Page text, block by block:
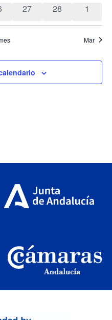
0 eventos
27 0 eventos
28 0
1
Mar